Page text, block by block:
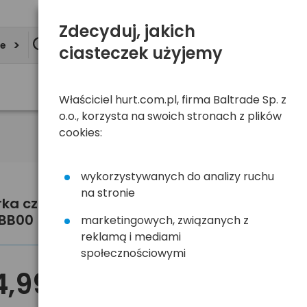
czołowa Petzl Aria 2 RGB
zł
Zdecyduj, jakich
ciasteczek użyjemy
Właściciel hurt.com.pl, firma Baltrade Sp. z
o.o., korzysta na swoich stronach z plików
cookies:
wykorzystywanych do analizy ruchu
na stronie
marketingowych, związanych z
reklamą i mediami
społecznościowymi